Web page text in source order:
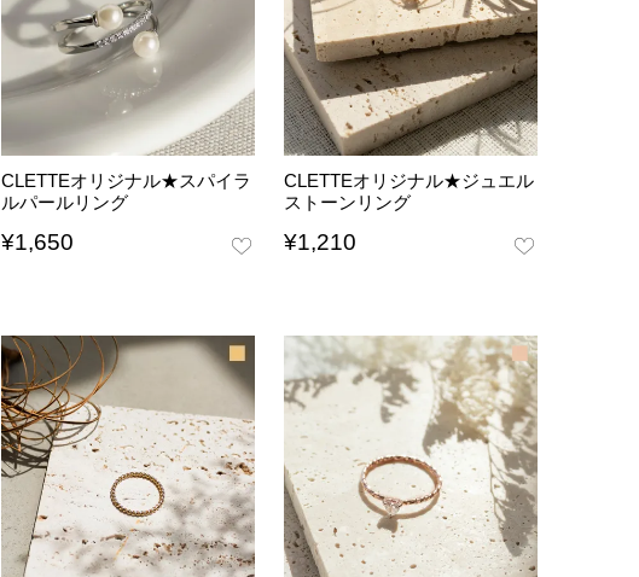
CLETTEオリジナル★スパイラ
ルパールリング
¥1,650
CLETTEオリジナル★ジュエル
ストーンリング
¥1,210